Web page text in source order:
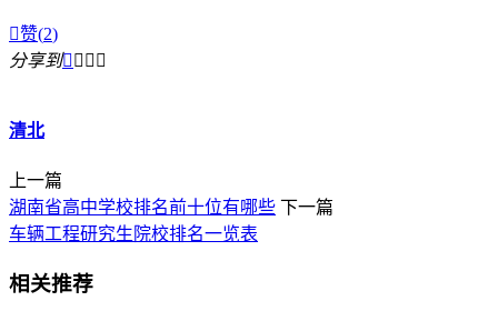
赞(2)
分享到   
清北
上一篇
湖南省高中学校排名前十位有哪些 下一篇
车辆工程研究生院校排名一览表
相关推荐